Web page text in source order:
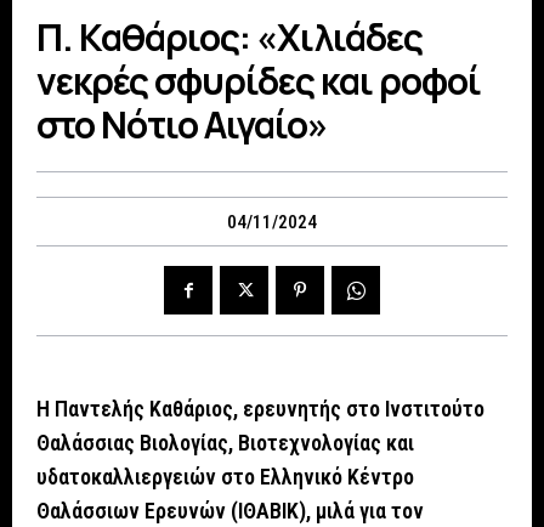
Π. Καθάριος: «Χιλιάδες
νεκρές σφυρίδες και ροφοί
στο Νότιο Αιγαίο»
04/11/2024
Η Παντελής Καθάριος, ερευνητής στο Ινστιτούτο
Θαλάσσιας Βιολογίας, Βιοτεχνολογίας και
υδατοκαλλιεργειών στο Ελληνικό Κέντρο
Θαλάσσιων Ερευνών (ΙΘΑΒΙΚ), μιλά για τον